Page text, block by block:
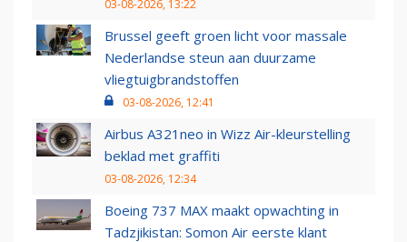
03-08-2026, 13:22
Brussel geeft groen licht voor massale
Nederlandse steun aan duurzame
vliegtuigbrandstoffen
03-08-2026, 12:41
Airbus A321neo in Wizz Air-kleurstelling
beklad met graffiti
03-08-2026, 12:34
Boeing 737 MAX maakt opwachting in
Tadzjikistan: Somon Air eerste klant